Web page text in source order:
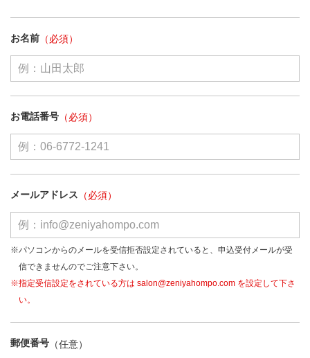
お名前
お電話番号
メールアドレス
※パソコンからのメールを受信拒否設定されていると、申込受付メールが受
信できませんのでご注意下さい。
※指定受信設定をされている方は salon@zeniyahompo.com を設定して下さ
い。
郵便番号